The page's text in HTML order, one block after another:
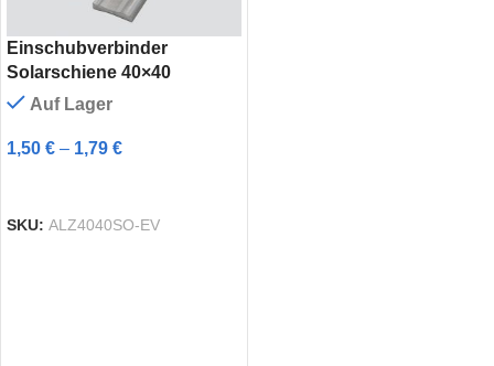
Einschubverbinder
Solarschiene 40×40
Auf Lager
1,50 € – 1,79 €
SKU: ALZ4040SO-EV